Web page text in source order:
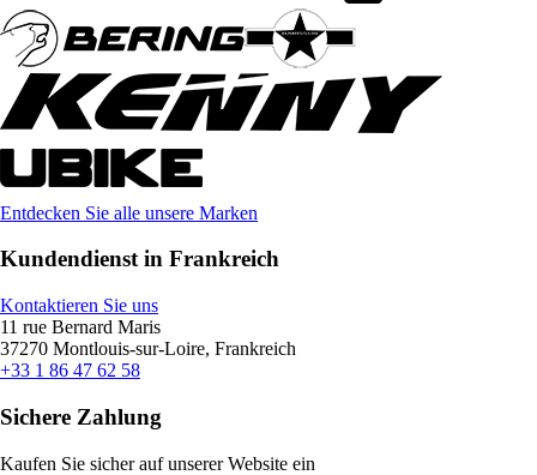
Entdecken Sie alle unsere Marken
Kundendienst in Frankreich
Kontaktieren Sie uns
11 rue Bernard Maris
37270 Montlouis-sur-Loire, Frankreich
+33 1 86 47 62 58
Sichere Zahlung
Kaufen Sie sicher auf unserer Website ein